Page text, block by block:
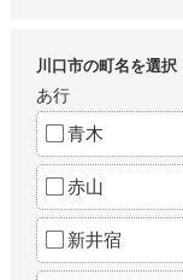
川口市の町名を選択
あ行
青木
赤山
新井宿